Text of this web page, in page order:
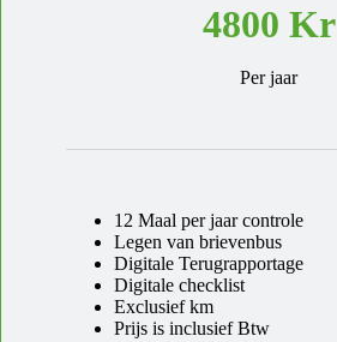
4800 Kr
Per jaar
12 Maal per jaar controle
Legen van brievenbus
Digitale Terugrapportage
Digitale checklist
Exclusief km
Prijs is inclusief Btw